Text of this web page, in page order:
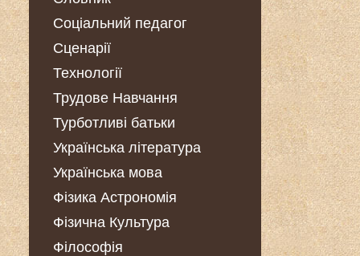
Соціальний педагог
Сценарії
Технології
Трудове Навчання
Турботливі батьки
Українська література
Українська мова
Фізика Астрономія
Фізична Культура
Філософія